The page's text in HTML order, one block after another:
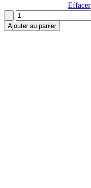
Effacer
quantité
de
CHEMISE
Ajouter au panier